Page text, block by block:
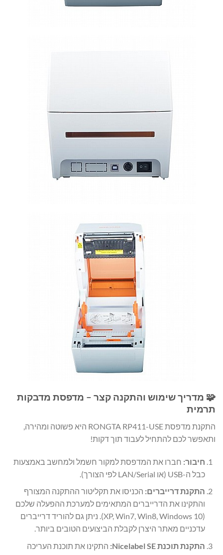
🧩 מדריך שימוש והתקנה קצר – מדפסת מדבקות
תרמית
התקנת מדפסת RONGTA RP411-USE היא פשוטה ומהירה,
ותאפשר לכם להתחיל לעבוד תוך דקות!
חיבור: חברו את המדפסת למקור חשמל ולמחשב באמצעות
כבל ה-USB (או LAN/Serial לפי הצורך).
התקנת דרייברים: הכניסו את תקליטור ההתקנה המצורף
והתקינו את הדרייברים המתאימים למערכת ההפעלה שלכם
(XP, Win7, Win8, Windows 10). ניתן גם להוריד דרייברים
עדכניים מאתר היצרן לקבלת הביצועים הטובים ביותר.
התקנת תוכנת Nicelabel SE:
התקינו את תוכנת העריכה